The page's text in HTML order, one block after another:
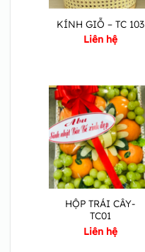
KÍNH GIỖ – TC 103
Liên hệ
HỘP TRÁI CÂY-
TC01
Liên hệ